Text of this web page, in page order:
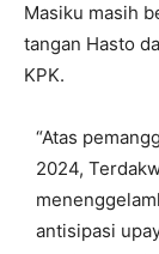
Masiku masih
tangan Hasto
KPK.
“Atas
2024,
antisipasi